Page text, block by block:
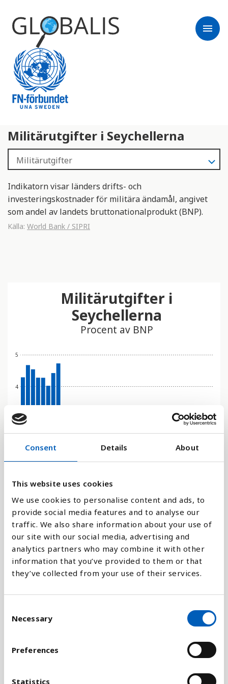
Consent Details About
This website uses cookies
We use cookies to personalise content and ads, to
provide social media features and to analyse our
traffic. We also share information about your use of
our site with our social media, advertising and
analytics partners who may combine it with other
information that you’ve provided to them or that
they’ve collected from your use of their services.
Necessary
Preferences
Statistics
menu
Militärutgifter i Seychellerna
Indikatorn visar länders drifts- och
investeringskostnader för militära ändamål, angivet
som andel av landets bruttonationalprodukt (BNP).
Källa: World Bank / SIPRI
0
1
3
4
5
1985 1987 1989 1991 1993 1995 1997 1999 2001 2003 2005 2007 2009 2011 2013 2015 2017 2019 2021
Militärutgifter i
Seychellerna
Procent av BNP
Stapeldiagram